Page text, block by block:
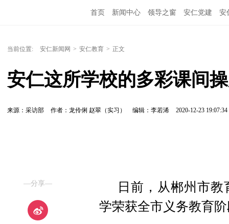
首页 新闻中心 领导之窗 安仁党建 安
当前位置: 安仁新闻网 > 安仁教育 > 正文
安仁这所学校的多彩课间
来源：采访部 作者：龙伶俐 赵翠（实习） 编辑：李若浠 2020-12-23 19:07:34
—分享—
日前，从郴州市
学荣获全市义务教育